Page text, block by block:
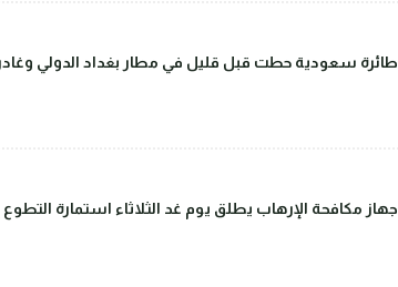
طائرة سعودية حطت قبل قليل في مطار بغداد الدولي
جهاز مكافحة الإرهاب يطلق يوم غد الثلاثاء استمارة التطوع